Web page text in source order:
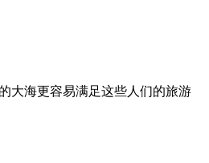
大海更容易满足这些人们的旅游